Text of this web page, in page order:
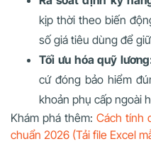
kịp thời theo biến
số giá tiêu dùng để
Tối ưu hóa quỹ
cứ đóng bảo hiểm
khoản phụ cấp ngoài
Khám phá thêm: Cách tính
chuẩn 2026 (Tải file Excel